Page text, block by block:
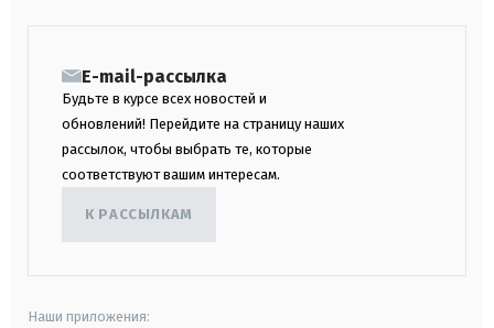
E-mail-рассылка
Будьте в курсе всех новостей и
обновлений! Перейдите на страницу наших
рассылок, чтобы выбрать те, которые
соответствуют вашим интересам.
К РАССЫЛКАМ
Наши приложения: